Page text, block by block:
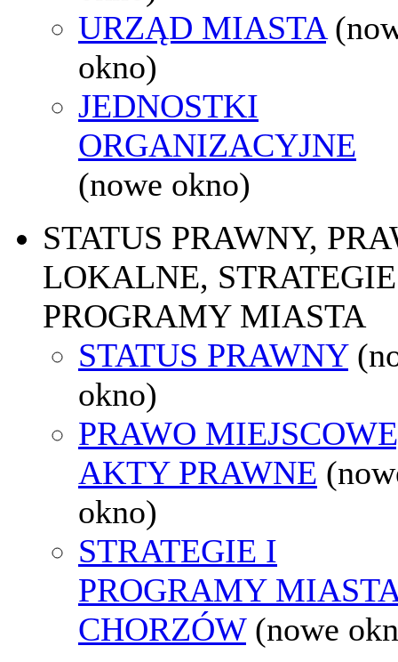
URZĄD MIASTA
okno)
JEDNOSTKI
ORGANIZACYJNE
(nowe okno)
STATUS PRAWNY,
LOKALNE,
PROGRAMY MIASTA
STATUS PRAWNY
okno)
PRAWO
AKTY PRAWNE
okno)
STRATEGIE I
PROGRAMY
CHORZÓW (nowe